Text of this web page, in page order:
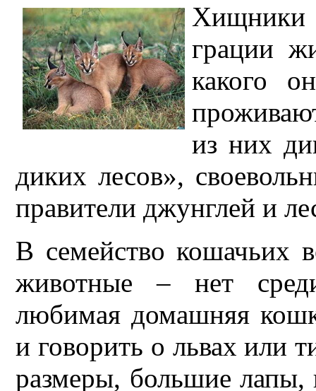
Хищники
грации
какого
из них
диких лесов»,
правители джунглей и
В семейство кошачьих
животные – нет
любимая домашняя
и говорить о львах или
размеры, большие лапы,